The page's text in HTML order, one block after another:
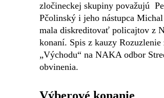
zločineckej skupiny považujú
Pčolinský i jeho nástupca
mala diskreditovať policajtov z
konaní. Spis z kauzy
„Východu“ na NAKA odbor
obvinenia.